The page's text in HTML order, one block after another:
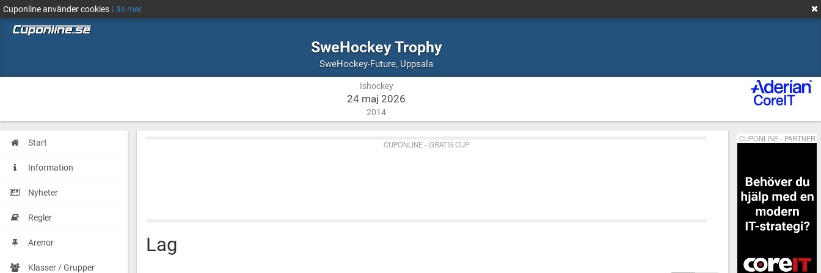
Cuponline använder cookies Läs mer
SweHockey Trophy
SweHockey-Future, Ishockey
Uppsala
Ishockey
24 maj 2026
2014
Start
Information
Nyheter
Regler
Arenor
Klasser / Grupper
CUPONLINE - GRATIS CUP
Lag
CUPONLINE - PARTNER